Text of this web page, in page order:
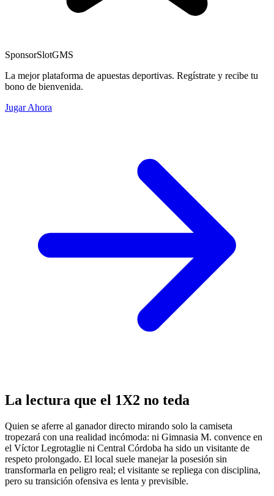
SponsorSlotGMS
La mejor plataforma de apuestas deportivas. Regístrate y recibe tu
bono de bienvenida.
Jugar Ahora
La lectura que el 1X2 no teda
Quien se aferre al ganador directo mirando solo la camiseta
tropezará con una realidad incómoda: ni Gimnasia M. convence en
el Víctor Legrotaglie ni Central Córdoba ha sido un visitante de
respeto prolongado. El local suele manejar la posesión sin
transformarla en peligro real; el visitante se repliega con disciplina,
pero su transición ofensiva es lenta y previsible.